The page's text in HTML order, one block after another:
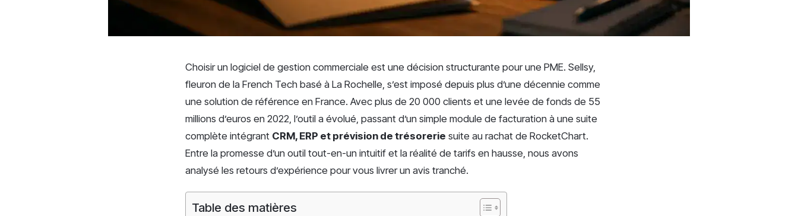
Choisir un logiciel de gestion commerciale est une décision structurante pour une PME. Sellsy,
fleuron de la French Tech basé à La Rochelle, s’est imposé depuis plus d’une décennie comme
une solution de référence en France. Avec plus de 20 000 clients et une levée de fonds de 55
millions d’euros en 2022, l’outil a évolué, passant d’un simple module de facturation à une suite
complète intégrant CRM, ERP et prévision de trésorerie suite au rachat de RocketChart.
Entre la promesse d’un outil tout-en-un intuitif et la réalité de tarifs en hausse, nous avons
analysé les retours d’expérience pour vous livrer un avis tranché.
Table des matières